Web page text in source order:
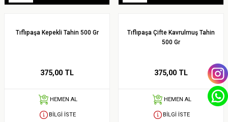
Tıflıpaşa Kepekli Tahin 500 Gr
375,00 TL
HEMEN AL
BİLGİ İSTE
Tıflıpaşa Çifte Kavrulmuş Tahin
500 Gr
375,00 TL
HEMEN AL
BİLGİ İSTE